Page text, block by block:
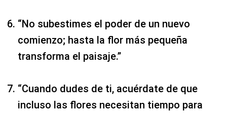
“No subestimes el poder de un nuevo
comienzo; hasta la flor más pequeña
transforma el paisaje.”
“Cuando dudes de ti, acuérdate de que
incluso las flores necesitan tiempo para